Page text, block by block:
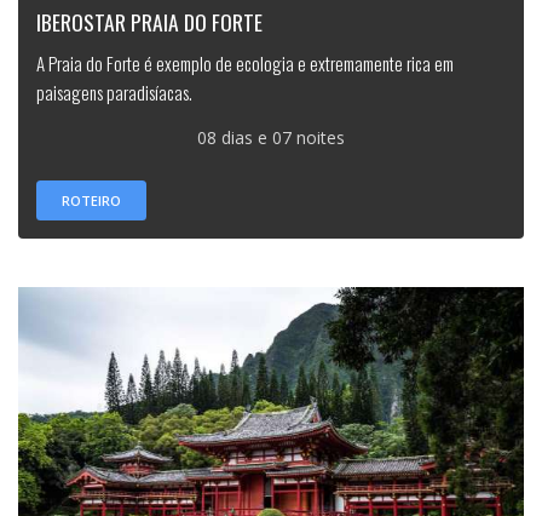
IBEROSTAR PRAIA DO FORTE
A Praia do Forte é exemplo de ecologia e extremamente rica em
paisagens paradisíacas.
08 dias e 07 noites
ROTEIRO